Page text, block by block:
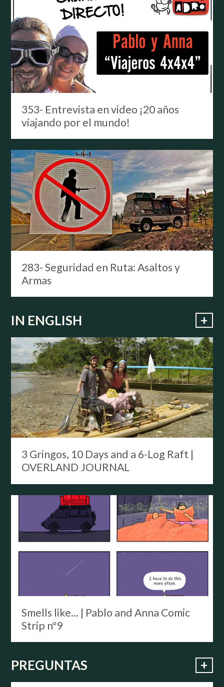
353- Entrevista en video ¡20 años
viajando por el mundo!
283- Seguridad en Ruta: Asaltos y
Armas
IN ENGLISH +
3 Gringos, 10 Days and a 6-Log Raft |
OVERLAND JOURNAL
Smells like... | Pablo and Anna Comic
Strip nº9
PREGUNTAS +